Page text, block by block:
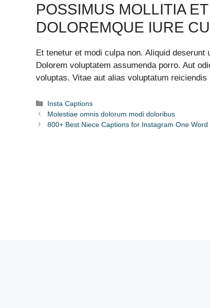
POSSIMUS MOLLITIA
DOLOREMQUE IURE
Et tenetur et modi culpa non. Aliquid
Dolorem voluptatem assumenda porro. Aut
voluptas. Vitae aut alias voluptatum
Categories
Insta Captions
Molestiae omnis dolorum modi doloribus
800+ Best Niece Captions for Instagram One Word